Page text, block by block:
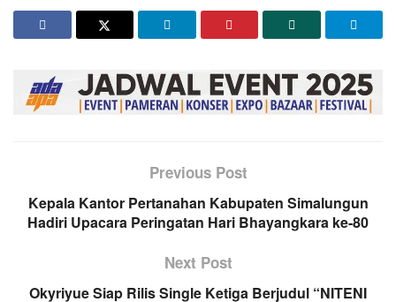
Previous Post
Kepala Kantor Pertanahan Kabupaten Simalungun
Hadiri Upacara Peringatan Hari Bhayangkara ke-80
Next Post
Okyriyue Siap Rilis Single Ketiga Berjudul “NITENI